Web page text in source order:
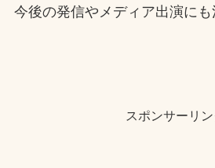
今後の発信やメディア出演にも
スポンサーリン